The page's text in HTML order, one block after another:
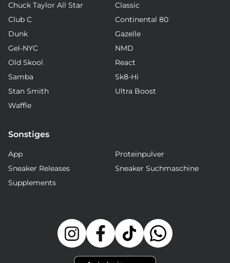
Chuck Taylor All Star
Classic
Club C
Continental 80
Dunk
Gazelle
Gel-NYC
NMD
Old Skool
React
Samba
Sk8-Hi
Stan Smith
Ultra Boost
Waffle
Sonstiges
App
Proteinpulver
Sneaker Releases
Sneaker Suchmaschine
Supplements